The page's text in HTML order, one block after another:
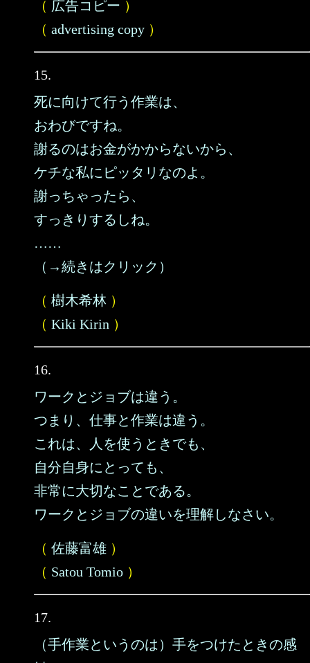
（ 広告コピー ）
（ advertising copy ）
15.
死に向けて行う作業は、
おわびですね。
謝るのはお金がかからないから、
ケチな私にピッタリなのよ。
謝っちゃったら、
すっきりするしね。
……
（→続きはクリック）
（ 樹木希林 ）
（ Kiki Kirin ）
16.
ワークとジョブは違う。
つまり、仕事と作業は違う。
これは、人を使うときでも、
自分自身にとっても、
非常に大切なことである。
ワークとジョブの違いを理解しなさい。
（ 佐藤富雄 ）
（ Satou Tomio ）
17.
（手作業というのは）手をつけたときの感